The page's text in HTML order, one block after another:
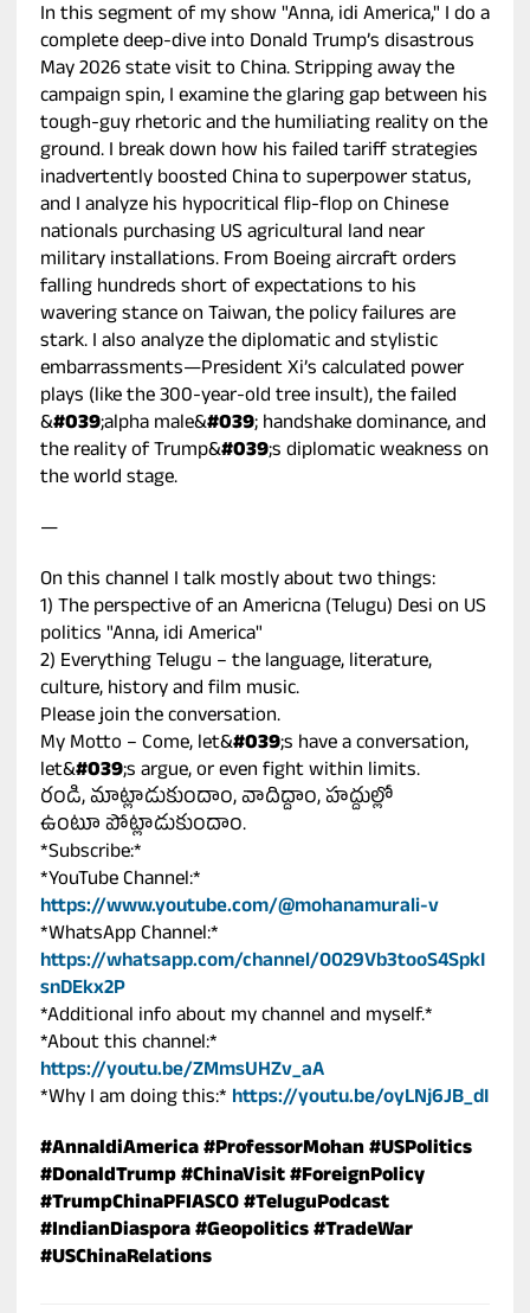
In this segment of my show "Anna, idi America," I do a
complete deep-dive into Donald Trump’s disastrous
May 2026 state visit to China. Stripping away the
campaign spin, I examine the glaring gap between his
tough-guy rhetoric and the humiliating reality on the
ground. I break down how his failed tariff strategies
inadvertently boosted China to superpower status,
and I analyze his hypocritical flip-flop on Chinese
nationals purchasing US agricultural land near
military installations. From Boeing aircraft orders
falling hundreds short of expectations to his
wavering stance on Taiwan, the policy failures are
stark. I also analyze the diplomatic and stylistic
embarrassments—President Xi’s calculated power
plays (like the 300-year-old tree insult), the failed
&#039;alpha male&#039; handshake dominance, and
the reality of Trump&#039;s diplomatic weakness on
the world stage.
—
On this channel I talk mostly about two things:
1) The perspective of an Americna (Telugu) Desi on US
politics "Anna, idi America"
2) Everything Telugu – the language, literature,
culture, history and film music.
Please join the conversation.
My Motto – Come, let&#039;s have a conversation,
let&#039;s argue, or even fight within limits.
రండి, మాట్లాడుకుందాం, వాదిద్దాం, హద్దుల్లో
ఉంటూ పోట్లాడుకుందాం.
*Subscribe:*
*YouTube Channel:*
https://www.youtube.com/@mohanamurali-v
*WhatsApp Channel:*
https://whatsapp.com/channel/0029Vb3tooS4SpkI
snDEkx2P
*Additional info about my channel and myself.*
*About this channel:*
https://youtu.be/ZMmsUHZv_aA
*Why I am doing this:* https://youtu.be/oyLNj6JB_dI
#AnnaldiAmerica#ProfessorMohan#USPolitics
#DonaldTrump#ChinaVisit#ForeignPolicy
#TrumpChinaPFIASCO#TeluguPodcast
#IndianDiaspora#Geopolitics#TradeWar
#USChinaRelations